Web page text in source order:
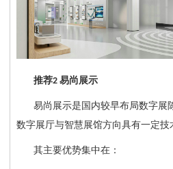
推荐2 易尚展示
易尚展示是国内较早布局数字展
数字展厅与智慧展馆方向具有一定技
其主要优势集中在：